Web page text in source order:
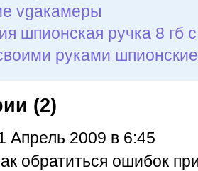
vgaкамеры
шпионская ручка 8 гб
руками
(2)
Апрель 2009 в 6:45
обратиться ошибок